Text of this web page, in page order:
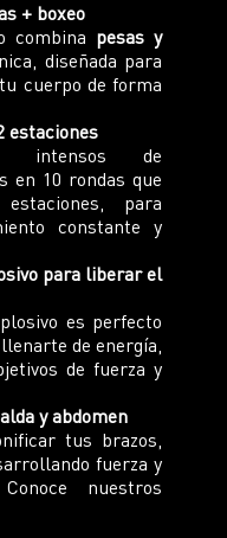
+ boxeo
combina pesas y
diseñada para
cuerpo de forma
estaciones
intensos de
en 10 rondas que
para
constante y
para liberar el
es perfecto
de energía,
de fuerza y
y abdomen
tus brazos,
fuerza y
nuestros